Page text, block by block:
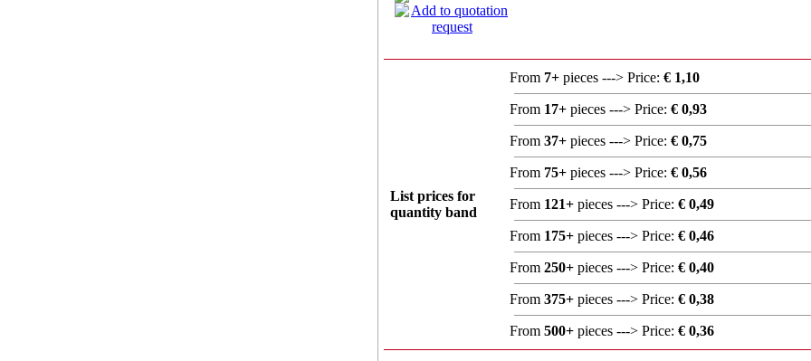
List prices for
quantity band
From 7+ pieces ---> Price: € 1,10
From 17+ pieces ---> Price: € 0,93
From 37+ pieces ---> Price: € 0,75
From 75+ pieces ---> Price: € 0,56
From 121+ pieces ---> Price: € 0,49
From 175+ pieces ---> Price: € 0,46
From 250+ pieces ---> Price: € 0,40
From 375+ pieces ---> Price: € 0,38
From 500+ pieces ---> Price: € 0,36